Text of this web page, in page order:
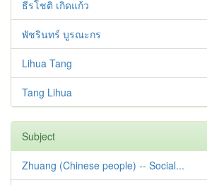
ธีรโชติ เกิดแก้ว
พัชรินทร์ บูรณะกร
Lihua Tang
Tang Lihua
Subject
Zhuang (Chinese people) -- Social...